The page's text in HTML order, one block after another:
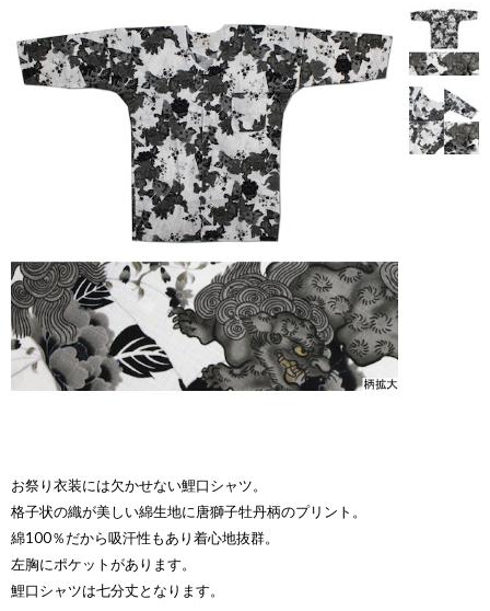
お祭り衣装には欠かせない鯉口シャツ。
格子状の織が美しい綿生地に唐獅子牡丹柄のプリント。
綿100％だから吸汗性もあり着心地抜群。
左胸にポケットがあります。
鯉口シャツは七分丈となります。